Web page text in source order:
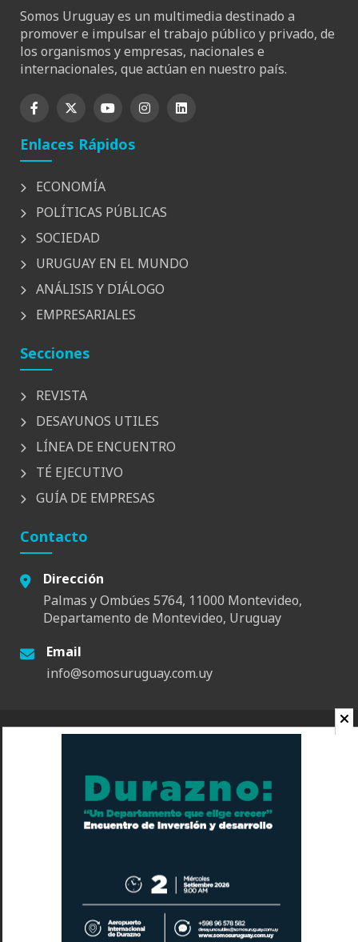
Somos Uruguay es un multimedia destinado a
promover e impulsar el trabajo público y privado, de
los organismos y empresas, nacionales e
internacionales, que actúan en nuestro país.
Enlaces Rápidos
ECONOMÍA
POLÍTICAS PÚBLICAS
SOCIEDAD
URUGUAY EN EL MUNDO
ANÁLISIS Y DIÁLOGO
EMPRESARIALES
Secciones
REVISTA
DESAYUNOS UTILES
LÍNEA DE ENCUENTRO
TÉ EJECUTIVO
GUÍA DE EMPRESAS
Contacto
Dirección
Palmas y Ombúes 5764, 11000 Montevideo,
Departamento de Montevideo, Uruguay
Email
info@somosuruguay.com.uy
© 2026 Somos Uruguay. Todos los derechos reservados.